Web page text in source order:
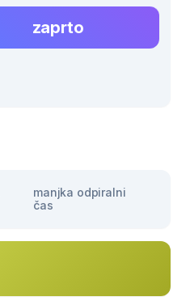
zaprto
manjka odpiralni
čas